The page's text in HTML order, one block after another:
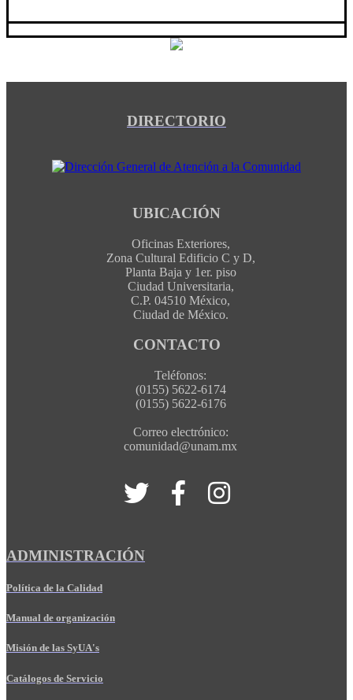
DIRECTORIO
UBICACIÓN
Oficinas Exteriores,
Zona Cultural Edificio C y D,
Planta Baja y 1er. piso
Ciudad Universitaria,
C.P. 04510 México,
Ciudad de México.
CONTACTO
Teléfonos:
(0155) 5622-6174
(0155) 5622-6176
Correo electrónico:
comunidad@unam.mx
ADMINISTRACIÓN
Política de la Calidad
Manual de organización
Misión de las SyUA's
Catálogos de Servicio